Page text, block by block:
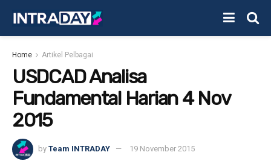
Home Artikel Pelbagai
USDCAD Analisa
Fundamental Harian 4 Nov
2015
by Team INTRADAY 19 November 2015